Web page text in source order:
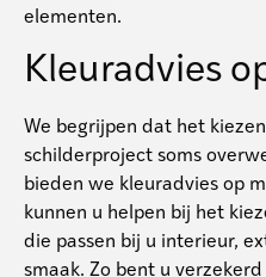
elementen.
Kleuradvies
We begrijpen dat het
schilderproject soms
bieden we kleuradvies op
kunnen u helpen bij het
die passen bij u interieur,
smaak. Zo bent u